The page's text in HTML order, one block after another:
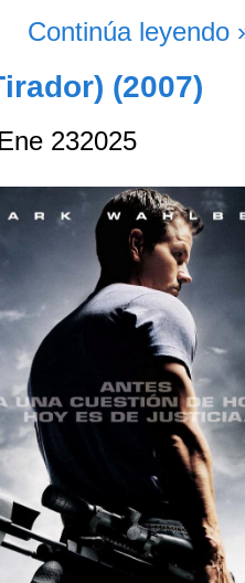
Continúa leyendo
(2007)
Ene 232025